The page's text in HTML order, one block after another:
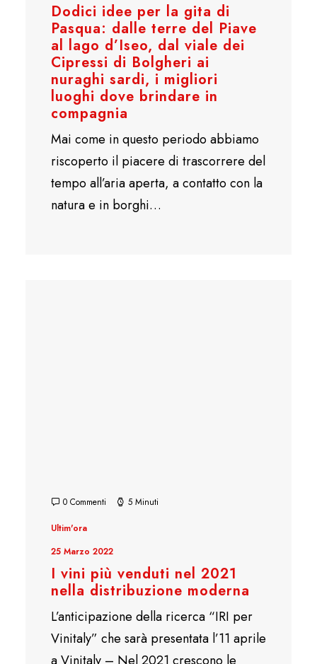
Dodici idee per la gita di
Pasqua: dalle terre del Piave
al lago d’Iseo, dal viale dei
Cipressi di Bolgheri ai
nuraghi sardi, i migliori
luoghi dove brindare in
compagnia
Mai come in questo periodo abbiamo
riscoperto il piacere di trascorrere del
tempo all’aria aperta, a contatto con la
natura e in borghi…
0 Commenti 5 Minuti
Ultim'ora
25 Marzo 2022
I vini più venduti nel 2021
nella distribuzione moderna
L’anticipazione della ricerca “IRI per
Vinitaly” che sarà presentata l’11 aprile
a Vinitaly – Nel 2021 crescono le